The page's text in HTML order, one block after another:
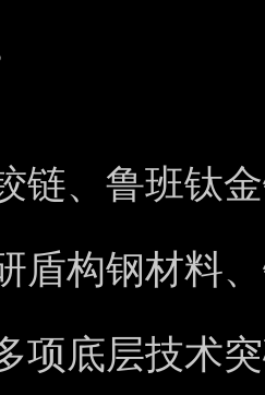
链、鲁班钛
盾构钢材料
项底层技术